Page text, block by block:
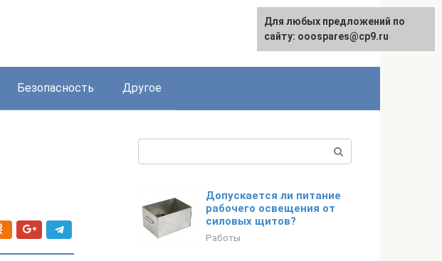
English
Безопасность Другое
Допускается ли питание
рабочего освещения от
силовых щитов?
Работы
Для любых предложений по
сайту: ooospares@cp9.ru